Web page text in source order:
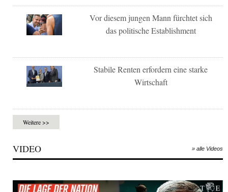
Vor diesem jungen Mann fürchtet sich
das politische Establishment
Stabile Renten erfordern eine starke
Wirtschaft
Weitere >>
VIDEO » alle Videos